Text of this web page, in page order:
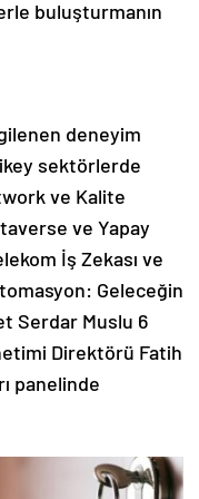
buluşturmanın
deneyim
sektörlerde
ve Kalite
ve Yapay
İş Zekası ve
Geleceğin
Serdar Muslu 6
Direktörü Fatih
panelinde